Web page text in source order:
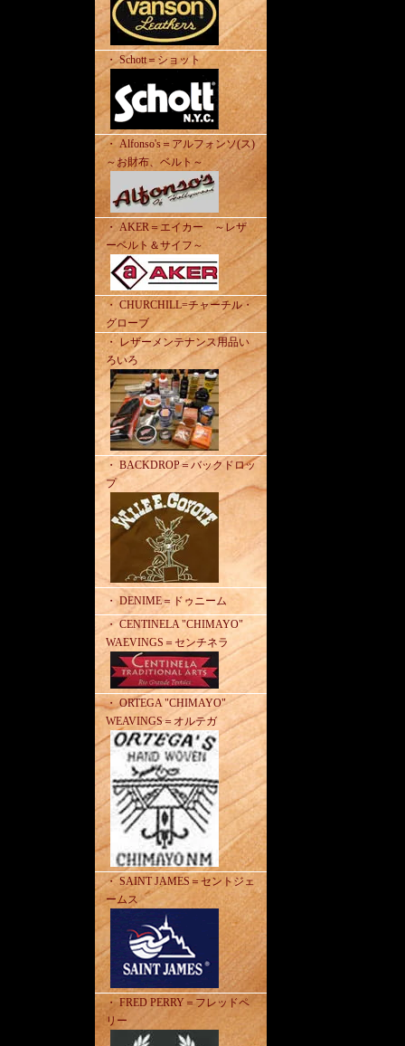
・ Schott＝ショット
・ Alfonso's＝アルフォンソ(ス)
～お財布、ベルト～
・ AKER＝エイカー ～レザ
ーベルト＆サイフ～
・ CHURCHILL=チャーチル・
グローブ
・ レザーメンテナンス用品い
ろいろ
・ BACKDROP＝バックドロッ
プ
・ DENIME＝ドゥニーム
・ CENTINELA "CHIMAYO"
WAEVINGS＝センチネラ
・ ORTEGA "CHIMAYO"
WEAVINGS＝オルテガ
・ SAINT JAMES＝セントジェ
ームス
・ FRED PERRY＝フレッドペ
リー